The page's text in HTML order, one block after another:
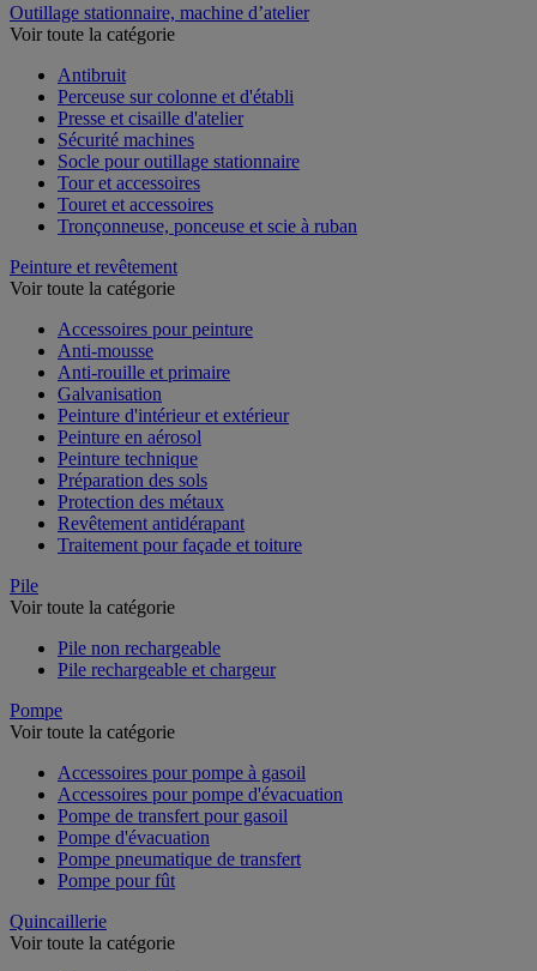
Outillage stationnaire, machine d’atelier
Voir toute la catégorie
Antibruit
Perceuse sur colonne et d'établi
Presse et cisaille d'atelier
Sécurité machines
Socle pour outillage stationnaire
Tour et accessoires
Touret et accessoires
Tronçonneuse, ponceuse et scie à ruban
Peinture et revêtement
Voir toute la catégorie
Accessoires pour peinture
Anti-mousse
Anti-rouille et primaire
Galvanisation
Peinture d'intérieur et extérieur
Peinture en aérosol
Peinture technique
Préparation des sols
Protection des métaux
Revêtement antidérapant
Traitement pour façade et toiture
Pile
Voir toute la catégorie
Pile non rechargeable
Pile rechargeable et chargeur
Pompe
Voir toute la catégorie
Accessoires pour pompe à gasoil
Accessoires pour pompe d'évacuation
Pompe de transfert pour gasoil
Pompe d'évacuation
Pompe pneumatique de transfert
Pompe pour fût
Quincaillerie
Voir toute la catégorie